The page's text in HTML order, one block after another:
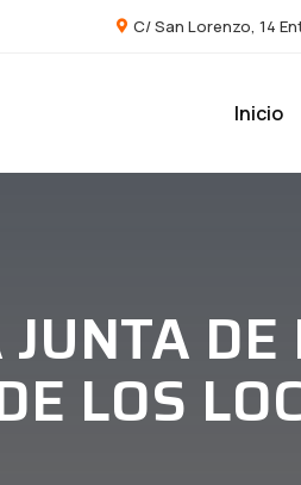
C/ San Lorenzo, 14
Inicio
LOS